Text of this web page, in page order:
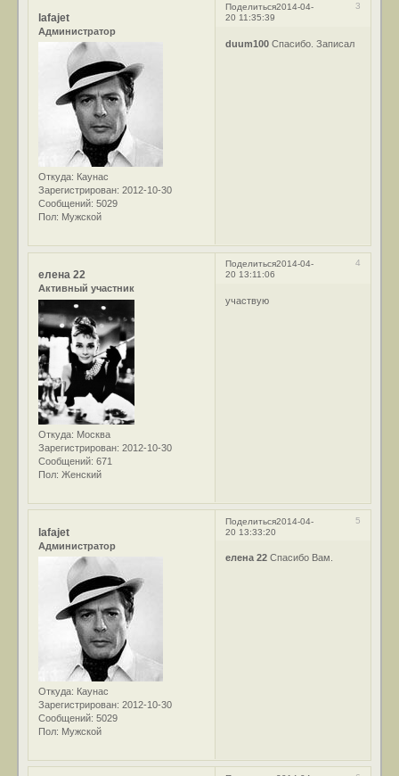
Поделиться 3
2014-04-
20 11:35:39
lafajet
Администратор
Откуда: Каунас
Зарегистрирован: 2012-10-30
Сообщений: 5029
Пол: Мужской
duum100 Спасибо. Записал
Поделиться 4
2014-04-
20 13:11:06
елена 22
Активный участник
Откуда: Москва
Зарегистрирован: 2012-10-30
Сообщений: 671
Пол: Женский
участвую
Поделиться 5
2014-04-
20 13:33:20
lafajet
Администратор
Откуда: Каунас
Зарегистрирован: 2012-10-30
Сообщений: 5029
Пол: Мужской
елена 22 Спасибо Вам.